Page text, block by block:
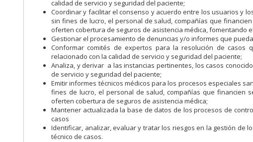
calidad de servicio y seguridad del paciente;
Coordinar y facilitar el consenso y acuerdo entre los usuarios y
sin fines de lucro, el personal de salud, compañías que
oferten cobertura de seguros de asistencia médica, fomentando
Gestionar el procesamiento de denuncias y/o informes que
Conformar comités de expertos para la resolución de
relacionado con la calidad de servicio y seguridad del paciente;
Analiza, y derivar a las instancias pertinentes, los casos
de servicio y seguridad del paciente;
Emitir informes técnicos médicos para los procesos especiales
fines de lucro, el personal de salud, compañías que financien
oferten cobertura de seguros de asistencia médica;
Mantener actualizada la base de datos de los procesos de
casos
Identificar, analizar, evaluar y tratar los riesgos en la gestión de
técnico de casos.